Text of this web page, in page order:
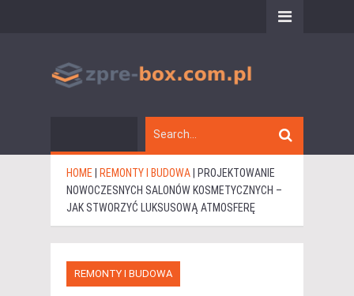
HOME REMONTY I BUDOWA
PROJEKTOWANIE
NOWOCZESNYCH SALONÓW KOSMETYCZNYCH –
JAK STWORZYĆ LUKSUSOWĄ ATMOSFERĘ
REMONTY I BUDOWA